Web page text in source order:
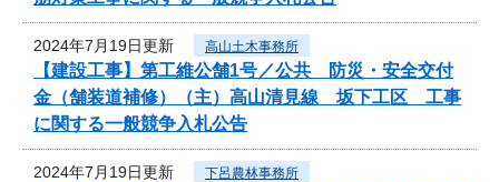
2024年7月19日更新 高山土木事務所
【建設工事】第工維公舗1号／公共 防災・安全交付
金（舗装道補修）（主）高山清見線 坂下工区 工事
に関する一般競争入札公告
2024年7月19日更新 下呂農林事務所